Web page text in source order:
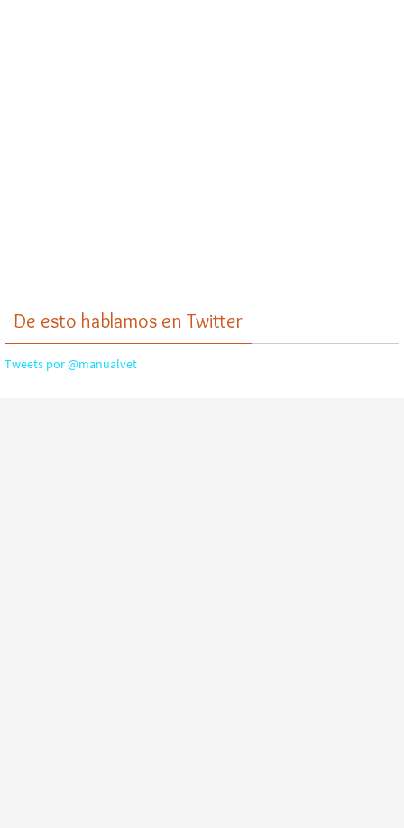
De esto hablamos en Twitter
Tweets por @manualvet